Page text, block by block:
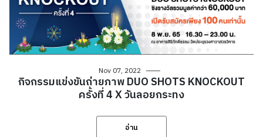
Nov 07, 2022
กิจกรรมแข่งขันถ่ายภาพ DUO SHOTS KNOCKOUT
ครั้งที่ 4 X วันลอยกระทง
อ่าน